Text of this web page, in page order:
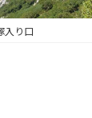
入り口